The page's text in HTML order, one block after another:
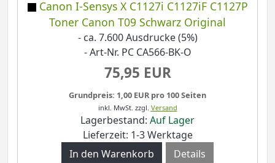
Canon I-Sensys X C1127i C1127iF C1127P
Toner Canon T09 Schwarz Original
- ca. 7.600 Ausdrucke (5%)
- Art-Nr. PC CA566-BK-O
75,95 EUR
Grundpreis: 1,00 EUR pro 100 Seiten
inkl. MwSt. zzgl. Versand
Lagerbestand: Auf Lager
Lieferzeit: 1-3 Werktage
Details